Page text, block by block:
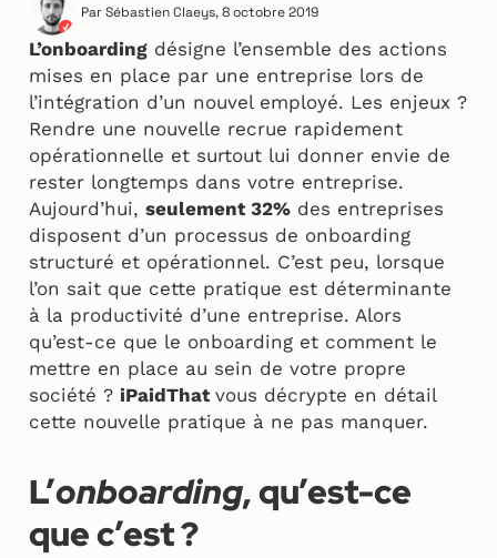
Par Sébastien Claeys,8 octobre 2019
L’onboarding désigne l’ensemble des actions
mises en place par une entreprise lors de
l’intégration d’un nouvel employé. Les enjeux ?
Rendre une nouvelle recrue rapidement
opérationnelle et surtout lui donner envie de
rester longtemps dans votre entreprise.
Aujourd’hui, seulement 32% des entreprises
disposent d’un processus de onboarding
structuré et opérationnel. C’est peu, lorsque
l’on sait que cette pratique est déterminante
à la productivité d’une entreprise. Alors
qu’est-ce que le onboarding et comment le
mettre en place au sein de votre propre
société ? iPaidThat vous décrypte en détail
cette nouvelle pratique à ne pas manquer.
L’onboarding, qu’est-ce
que c’est ?